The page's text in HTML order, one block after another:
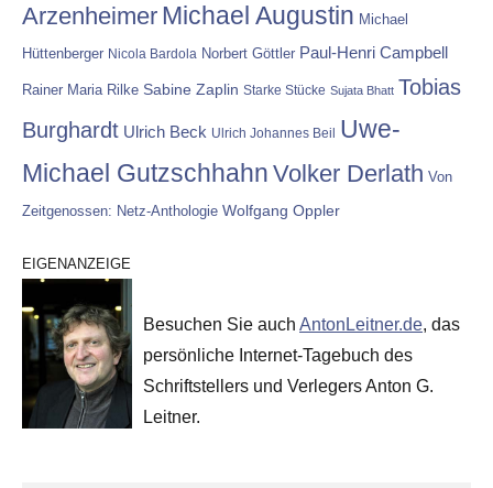
Arzenheimer Michael Augustin Michael
Hüttenberger Nicola Bardola Norbert Göttler Paul-Henri Campbell
Rainer Maria Rilke Sabine Zaplin Starke Stücke Sujata Bhatt Tobias
Burghardt Ulrich Beck Ulrich Johannes Beil Uwe-
Michael Gutzschhahn Volker Derlath Von
Zeitgenossen: Netz-Anthologie Wolfgang Oppler
EIGENANZEIGE
Besuchen Sie auch AntonLeitner.de, das
persönliche Internet-Tagebuch des
Schriftstellers und Verlegers Anton G.
Leitner.